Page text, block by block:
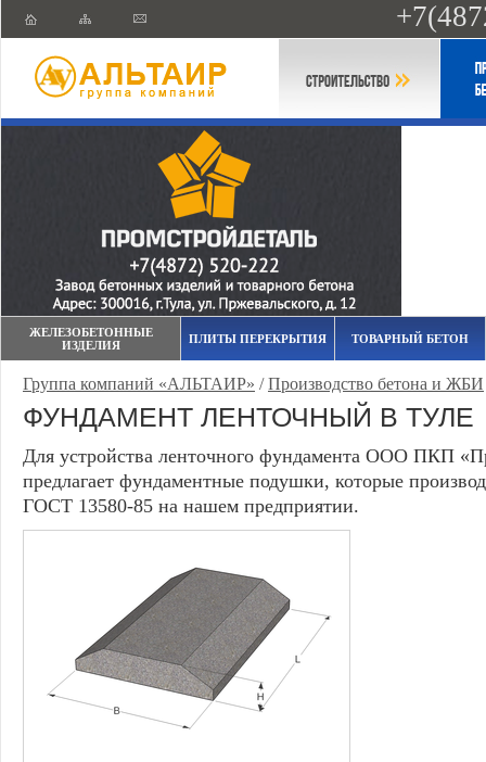
ЖЕЛЕЗОБЕТОННЫЕ
ИЗДЕЛИЯ
ПЛИТЫ ПЕРЕКРЫТИЯ ТОВАРНЫЙ БЕТОН
Группа компаний «АЛЬТАИР» /Производство бетона и ЖБИ
ФУНДАМЕНТ ЛЕНТОЧНЫЙ В ТУЛЕ
Для устройства ленточного фундамента ООО ПКП
предлагает фундаментные подушки, которые
ГОСТ 13580-85 на нашем предприятии.